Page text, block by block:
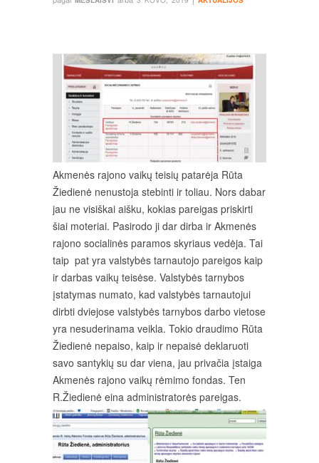
Akmenės rajono vaikų teisių patarėja Rūta
Žiedienė nenustoja stebinti ir toliau. Nors dabar
jau ne visiškai aišku, kokias pareigas priskirti
šiai moteriai. Pasirodo ji dar dirba ir Akmenės
rajono socialinės paramos skyriaus vedėja. Tai
taip pat yra valstybės tarnautojo pareigos kaip
ir darbas vaikų teisėse. Valstybės tarnybos
įstatymas numato, kad valstybės tarnautojui
dirbti dviejose valstybės tarnybos darbo vietose
yra nesuderinama veikla. Tokio draudimo Rūta
Žiedienė nepaiso, kaip ir nepaisė deklaruoti
savo santykių su dar viena, jau privačia įstaiga
Akmenės rajono vaikų rėmimo fondas. Ten
R.Žiedienė eina administratorės pareigas.